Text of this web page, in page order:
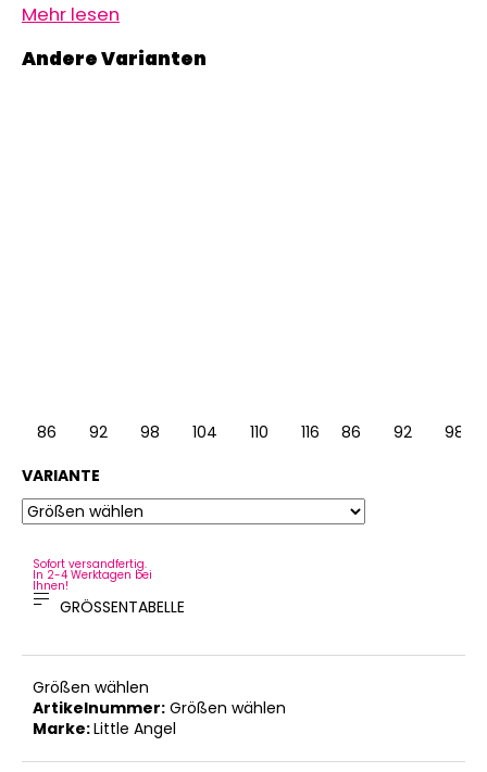
Mehr lesen
86 92 98 104 110 116 122 128
86 92
98
VARIANTE
Sofort versandfertig.
In 2-4 Werktagen bei
Ihnen!
GRÖSSENTABELLE
Größen wählen
Artikelnummer: Größen wählen
Marke:Little Angel